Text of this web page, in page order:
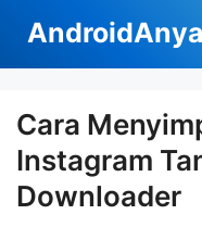
isi
Cara
Instagram
Downloader